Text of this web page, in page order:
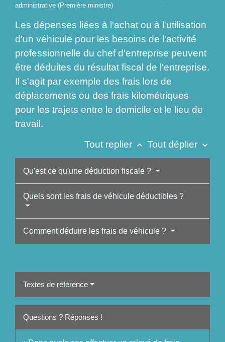
administrative (Première ministre)
Les dépenses liées à l'achat ou à l'utilisation
d'un véhicule pour les besoins de l'activité
professionnelle du chef d'entreprise peuvent
être déduites du résultat fiscal de l'entreprise.
Il s'agit par exemple des frais lors de
déplacements ou des frais kilométriques
pour les trajets entre le domicile et le lieu de
travail.
Tout replier keyboard_arrow_up Tout déplier keyboard_arrow_down
Qu'est ce qu'une déduction fiscale ?
Quels sont les frais de véhicule déductibles ?
Comment déduire les frais de véhicule ?
Textes de référence
Questions ? Réponses !